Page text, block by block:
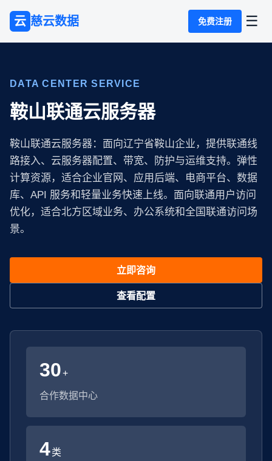
云 慈云数据 免费注册 ☰
DATA CENTER SERVICE
鞍山联通云服务器
鞍山联通云服务器：面向辽宁省鞍山企业，提供联通线
路接入、云服务器配置、带宽、防护与运维支持。弹性
计算资源，适合企业官网、应用后端、电商平台、数据
库、API 服务和轻量业务快速上线。面向联通用户访问
优化，适合北方区域业务、办公系统和全国联通访问场
景。
立即咨询
查看配置
30+
合作数据中心
4类